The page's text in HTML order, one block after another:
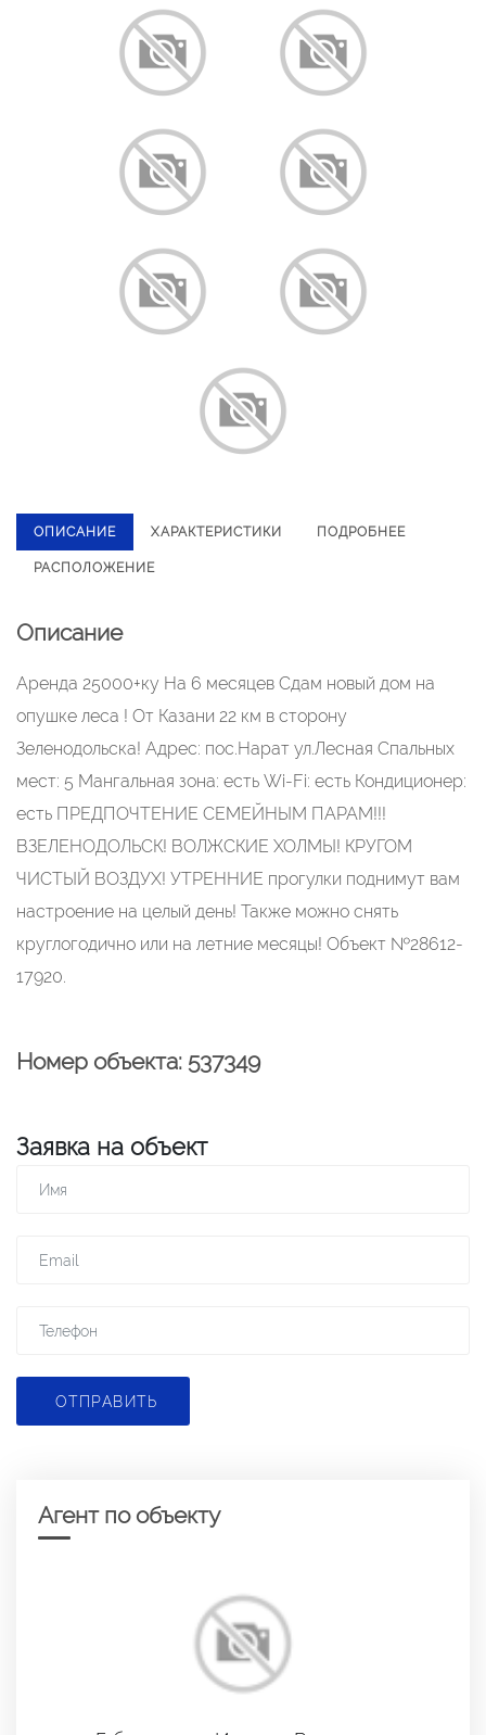
ОПИСАНИЕ ХАРАКТЕРИСТИКИ ПОДРОБНЕЕ
РАСПОЛОЖЕНИЕ
Описание
Аренда 25000+ку На 6 месяцев Сдам новый дом на
опушке леса ! От Казани 22 км в сторону
Зеленодольска! Адрес: пос.Нарат ул.Лесная Спальных
мест: 5 Мангальная зона: есть Wi-Fi: есть Кондиционер:
есть ПРЕДПОЧТЕНИЕ СЕМЕЙНЫМ ПАРАМ!!!
ВЗЕЛЕНОДОЛЬСК! ВОЛЖСКИЕ ХОЛМЫ! КРУГОМ
ЧИСТЫЙ ВОЗДУХ! УТРЕННИЕ прогулки поднимут вам
настроение на целый день! Также можно снять
круглогодично или на летние месяцы! Объект №28612-
17920.
Номер объекта: 537349
Заявка на объект
ОТПРАВИТЬ
Агент по объекту